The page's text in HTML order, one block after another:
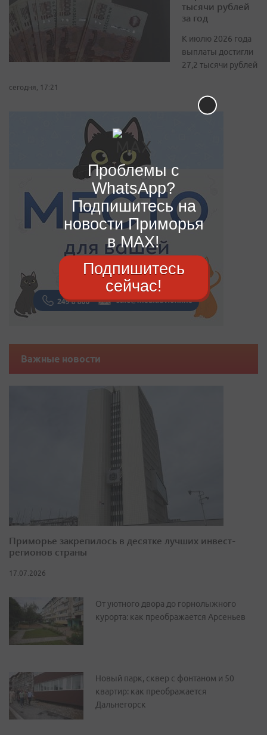
тысячи рублей
за год
К июлю 2026 года
выплаты достигли
27,2 тысячи рублей
сегодня, 17:21
Важные новости
Приморье закрепилось в десятке лучших инвест-
регионов страны
17.07.2026
От уютного двора до горнолыжного
курорта: как преображается Арсеньев
Новый парк, сквер с фонтаном и 50
квартир: как преображается
Дальнегорск
Проблемы с
WhatsApp?
Подпишитесь на
новости Приморья
в MAX!
Подпишитесь
сейчас!